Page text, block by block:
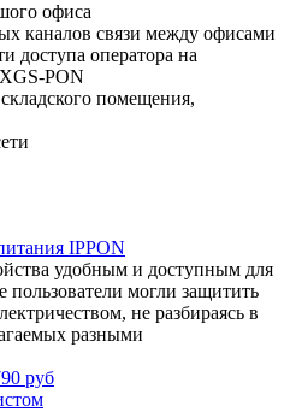
офиса
каналов связи между офисами
доступа оператора на
PON
помещения,
IPPON
удобным и доступным для
могли защитить
не разбираясь в
разными
руб